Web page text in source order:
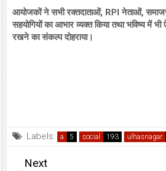
आयोजकों ने सभी रक्तदाताओं, RPI नेताओं,
सहयोगियों का आभार व्यक्त किया तथा भविष्य में भी
रखने का संकल्प दोहराया।
Labels: a social ulhasnagar
Next